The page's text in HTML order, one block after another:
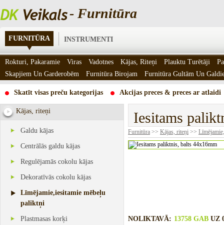
- Furnitūra
FURNITŪRA INSTRUMENTI
Skatīt visas preču kategorijas Akcijas preces & preces ar atlaidi
Kājas, riteņi
Galdu kājas
Centrālās galdu kājas
Regulējamās cokolu kājas
Dekoratīvās cokolu kājas
Līmējamie,iesitamie mēbeļu
paliktņi
Plastmasas korķi
Iesitams
Furnitūra >> Kājas, riteņi >>
NOLIKTAVĀ: 13758 GAB UZ
Rokturi, Pakaramie Viras Vadotnes Kājas, Riteņi Plauktu Turētāji
Skapjiem Un Garderobēm
Furnitūra Birojam Furnitūra Gultām Un